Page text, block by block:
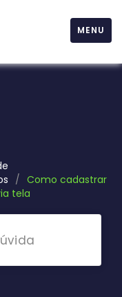
MENU
/ Como cadastrar
tela